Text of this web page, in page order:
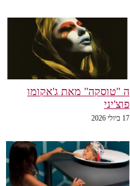
ה "טוסקה" מאת ג'אקומו
פוצ'יני
17 ביולי 2026